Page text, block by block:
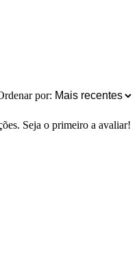
por:
Seja o primeiro a avaliar!